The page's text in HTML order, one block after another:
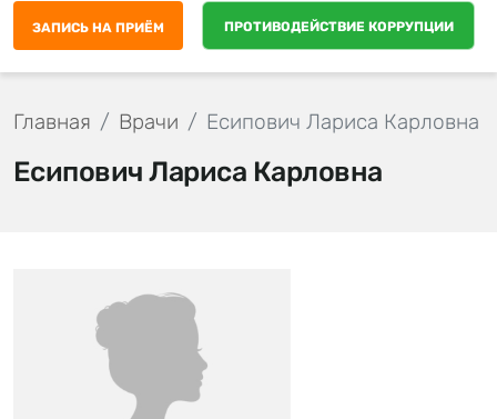
ЗАПИСЬ НА ПРИЁМ ПРОТИВОДЕЙСТВИЕ КОРРУПЦИИ
Главная Врачи Есипович Лариса Карловна
Есипович Лариса Карловна